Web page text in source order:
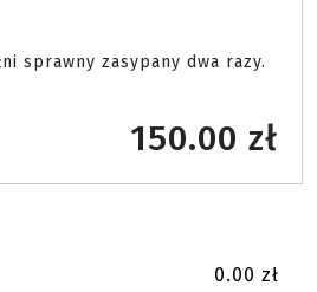
150.00 zł
0.00 zł